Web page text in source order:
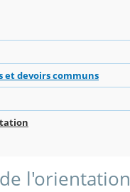
et devoirs communs
l'orientation